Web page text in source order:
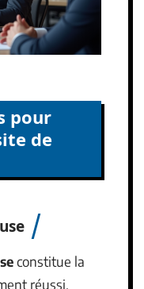
pour
de
constitue la
réussi.